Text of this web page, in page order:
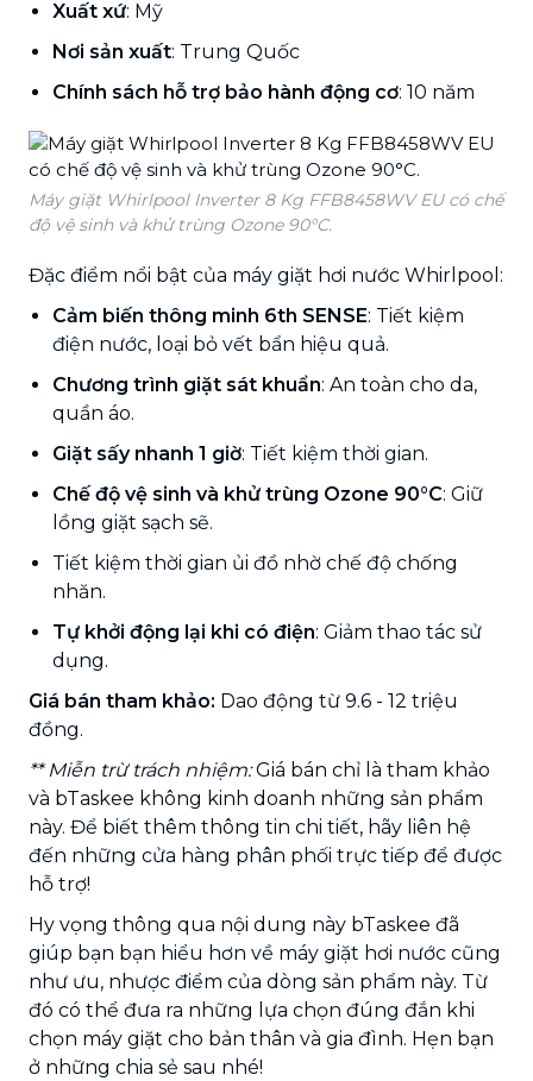
Xuất xứ: Mỹ
Nơi sản xuất: Trung Quốc
Chính sách hỗ trợ bảo hành động cơ: 10 năm
Máy giặt Whirlpool Inverter 8 Kg FFB8458WV EU có chế
độ vệ sinh và khử trùng Ozone 90°C.
Đặc điểm nổi bật của máy giặt hơi nước Whirlpool:
Cảm biến thông minh 6th SENSE: Tiết kiệm
điện nước, loại bỏ vết bẩn hiệu quả.
Chương trình giặt sát khuẩn: An toàn cho da,
quần áo.
Giặt sấy nhanh 1 giờ: Tiết kiệm thời gian.
Chế độ vệ sinh và khử trùng Ozone 90°C: Giữ
lồng giặt sạch sẽ.
Tiết kiệm thời gian ủi đồ nhờ chế độ chống
nhăn.
Tự khởi động lại khi có điện: Giảm thao tác sử
dụng.
Giá bán tham khảo: Dao động từ 9.6 - 12 triệu
đồng.
** Miễn trừ trách nhiệm:Giá bán chỉ là tham khảo
và bTaskee không kinh doanh những sản phẩm
này. Để biết thêm thông tin chi tiết, hãy liên hệ
đến những cửa hàng phân phối trực tiếp để được
hỗ trợ!
Hy vọng thông qua nội dung này bTaskee đã
giúp bạn bạn hiểu hơn về máy giặt hơi nước cũng
như ưu, nhược điểm của dòng sản phẩm này. Từ
đó có thể đưa ra những lựa chọn đúng đắn khi
chọn máy giặt cho bản thân và gia đình. Hẹn bạn
ở những chia sẻ sau nhé!